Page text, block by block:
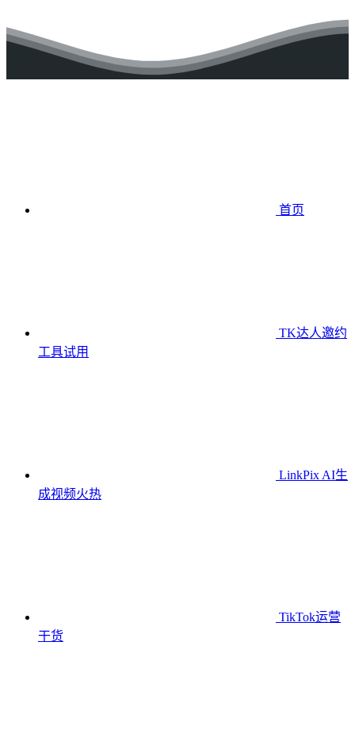
首页
TK达人邀约
工具试用
LinkPix AI生
成视频火热
TikTok运营
干货